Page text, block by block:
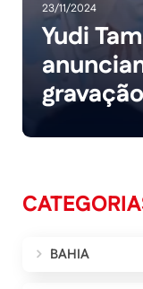
23/11/2024
Yudi
BAHIA